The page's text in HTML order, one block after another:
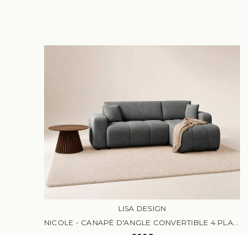
LISA DESIGN